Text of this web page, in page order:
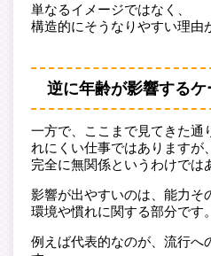
単なるイメージではなく、
構造的にそうなりやすい理由
逆に年齢が影響するケ
一方で、ここまで見てきた通
れにくい仕事ではありますが、
完全に無関係というわけでは
影響が出やすいのは、能力そ
環境や慣れに関する部分です。
例えば代表的なのが、流行へ